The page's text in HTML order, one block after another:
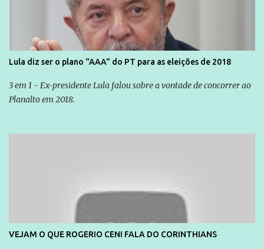
Lula diz ser o plano "AAA" do PT para as eleições de 2018
3 em 1 - Ex-presidente Lula falou sobre a vontade de concorrer ao
Planalto em 2018.
VEJAM O QUE ROGERIO CENI FALA DO CORINTHIANS